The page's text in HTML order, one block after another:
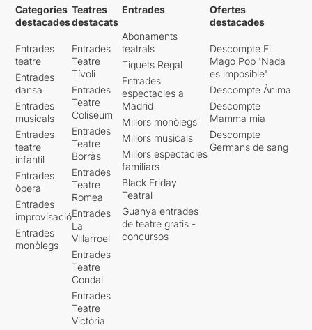
Categories
destacades
Entrades
teatre
Entrades
dansa
Entrades
musicals
Entrades
teatre
infantil
Entrades
òpera
Entrades
improvisació
Entrades
monòlegs
Teatres
destacats
Entrades
Teatre
Tívoli
Entrades
Teatre
Coliseum
Entrades
Teatre
Borràs
Entrades
Teatre
Romea
Entrades
La
Villarroel
Entrades
Teatre
Condal
Entrades
Teatre
Victòria
Entrades
Abonaments
teatrals
Tiquets Regal
Entrades
espectacles a
Madrid
Millors monòlegs
Millors musicals
Millors espectacles
familiars
Black Friday
Teatral
Guanya entrades
de teatre gratis -
concursos
Ofertes
destacades
Descompte El
Mago Pop 'Nada
es imposible'
Descompte Ànima
Descompte
Mamma mia
Descompte
Germans de sang